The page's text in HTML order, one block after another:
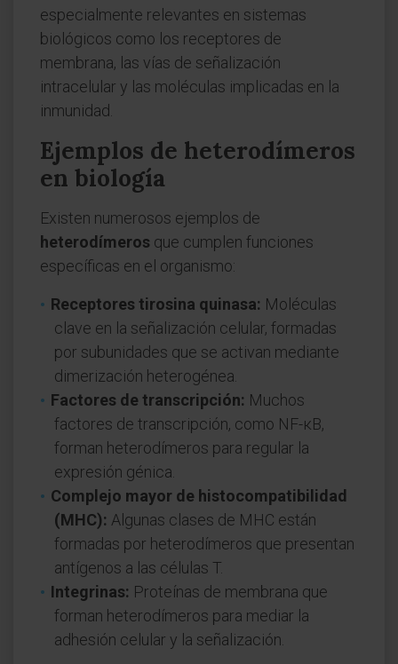
especialmente relevantes en sistemas
biológicos como los receptores de
membrana, las vías de señalización
intracelular y las moléculas implicadas en la
inmunidad.
Ejemplos de heterodímeros
en biología
Existen numerosos ejemplos de
heterodímeros que cumplen funciones
específicas en el organismo:
Receptores tirosina quinasa: Moléculas
clave en la señalización celular, formadas
por subunidades que se activan mediante
dimerización heterogénea.
Factores de transcripción: Muchos
factores de transcripción, como NF-κB,
forman heterodímeros para regular la
expresión génica.
Complejo mayor de histocompatibilidad
(MHC): Algunas clases de MHC están
formadas por heterodímeros que presentan
antígenos a las células T.
Integrinas: Proteínas de membrana que
forman heterodímeros para mediar la
adhesión celular y la señalización.